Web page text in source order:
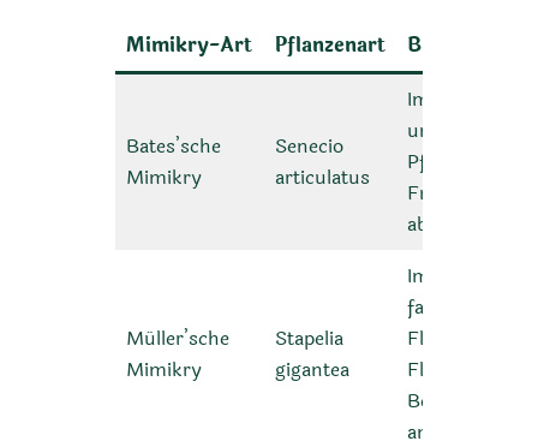
Mimikry-Art Pflanzenart Beschreibung
Bates’sche
Mimikry
Senecio
articulatus
Imitiert
ungenießbare
Pflanzen, um
Fressfeinde
Müller’sche
Mimikry
Stapelia
gigantea
Imitiert
faulendes
Fleisch, um
Fliegen für die
Bestäubung
anzulocken.